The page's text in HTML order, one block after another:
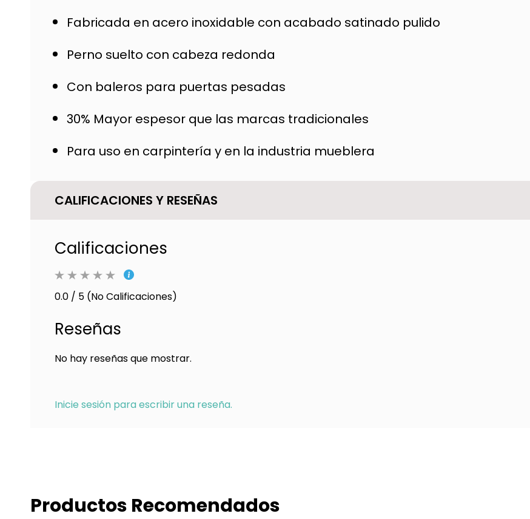
Fabricada en acero inoxidable con acabado satinado pulido
Perno suelto con cabeza redonda
Con baleros para puertas pesadas
30% Mayor espesor que las marcas tradicionales
Para uso en carpintería y en la industria mueblera
CALIFICACIONES Y RESEÑAS
Calificaciones
0.0 / 5 (No Calificaciones)
Reseñas
No hay reseñas que mostrar.
Inicie sesión para escribir una reseña.
Productos Recomendados